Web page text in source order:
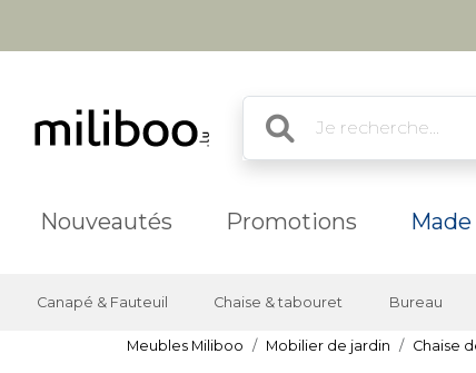
Nouveautés Promotions
Canapé & Fauteuil Chaise & tabouret Bureau
Meubles Miliboo Mobilier de jardin Chaise